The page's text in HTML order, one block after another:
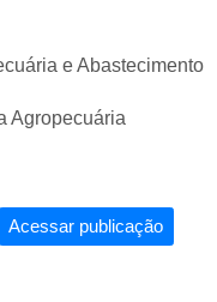
e Abastecimento
Agropecuária
Acessar publicação